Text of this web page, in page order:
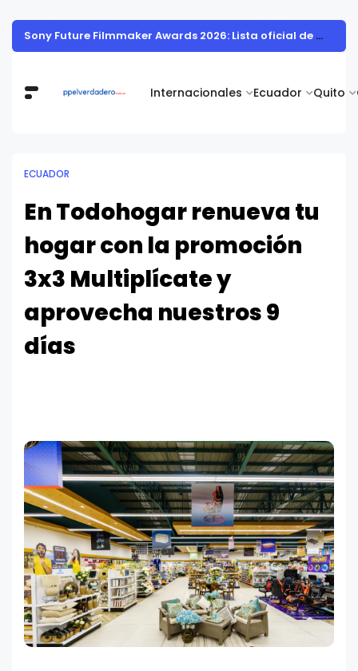
Internacionales Ecuador Quito
The World Burger Show está por comenzar: vuelve el festival gastronómico más grande del país con su sexta edición
ECUADOR
En Todohogar renueva tu
hogar con la promoción
3x3 Multiplícate y
aprovecha nuestros 9
días